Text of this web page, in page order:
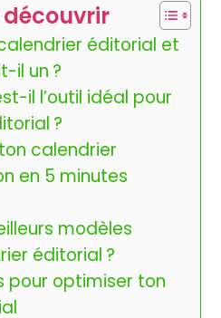
éditorial et
il un ?
il l’outil idéal pour
?
calendrier
en 5 minutes
modèles
éditorial ?
pour optimiser ton